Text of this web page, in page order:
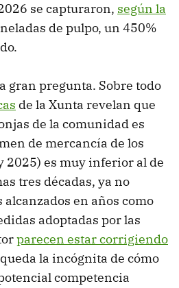
se capturaron, según la
de pulpo, un 450%
gran pregunta. Sobre todo
de la Xunta revelan que
de la comunidad es
de mercancía de los
2025) es muy inferior al de
tres décadas, ya no
alcanzados en años como
adoptadas por las
parecen estar corrigiendo
la incógnita de cómo
competencia